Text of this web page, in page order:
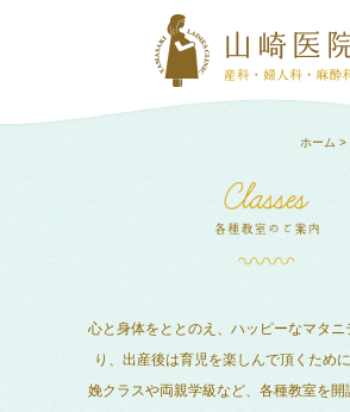
ホーム >
心と身体をととのえ、ハッピーなマタニ
り、出産後は育児を楽しんで頂くために
娩クラスや両親学級など、各種教室を開